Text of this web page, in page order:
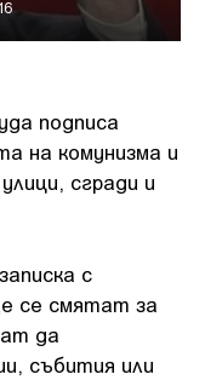
подписа
на комунизма и
сгради и
с
се смятат за
да
събития или